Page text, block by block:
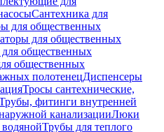
Сантехника для
для общественных
для общественных
общественных
общественных
полотенецДиспенсеры
Тросы сантехнические,
фитинги внутренней
канализацииЛюки
Трубы для теплого